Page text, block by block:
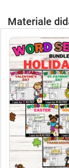
Materiale